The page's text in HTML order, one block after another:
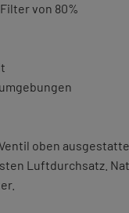
von 80%
oben
Luftdurchsatz.